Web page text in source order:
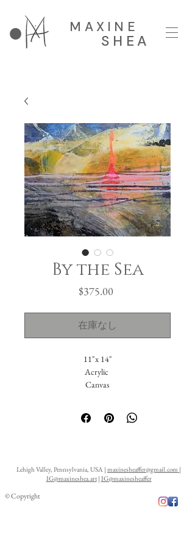
MAXINE
SHEA
By the Sea
$375.00価
在庫なし
11"x 14"
Acrylic
Canvas
Lehigh Valley, Pennsylvania, USA | maxinesheaffer@gmail.com |
IG@maxineshea.art| IG@maxinesheaffer
© Copyright